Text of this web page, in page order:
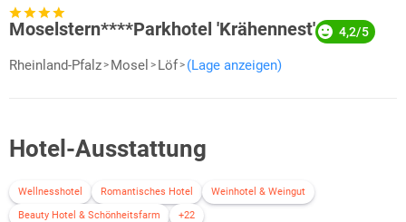
Moselstern****Parkhotel 'Krähennest' 4,2/5
Rheinland-Pfalz Mosel Löf (Lage anzeigen)
Hotel-Ausstattung
Wellnesshotel Romantisches Hotel
Weinhotel & Weingut
Beauty Hotel & Schönheitsfarm
+22